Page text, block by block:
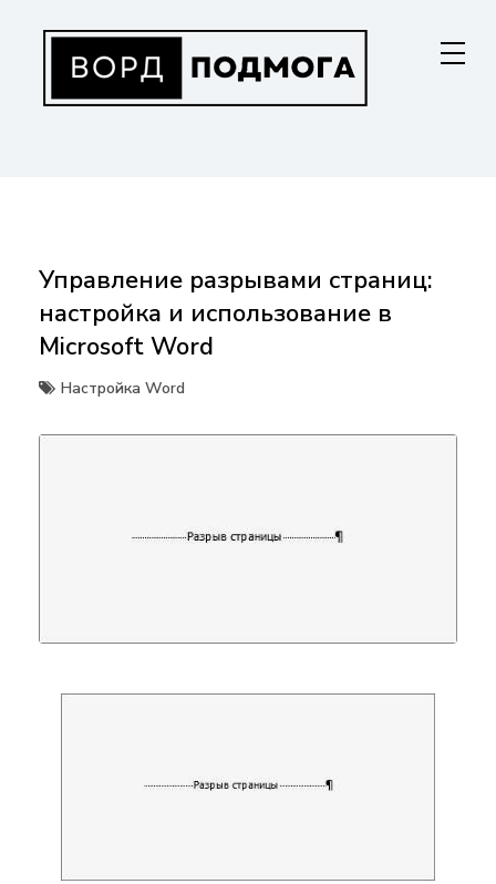
содержанию
Управление разрывами страниц:
настройка и использование в
Microsoft Word
Настройка Word